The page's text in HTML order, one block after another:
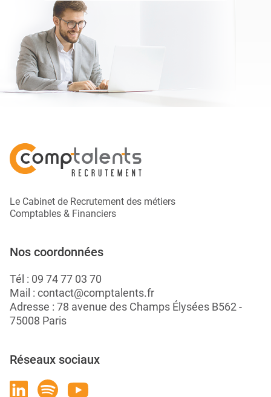
Le Cabinet de Recrutement des métiers
Comptables & Financiers
Nos coordonnées
Tél : 09 74 77 03 70
Mail : contact@comptalents.fr
Adresse : 78 avenue des Champs Élysées B562 -
75008 Paris
Réseaux sociaux